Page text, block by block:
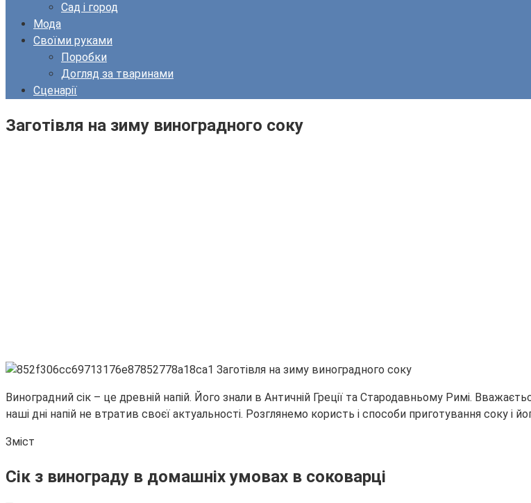
Сад і город
Мода
Своїми руками
Поробки
Догляд за тваринами
Сценарії
Заготівля на зиму виноградного соку
Виноградний сік – це древній напій. Його знали в Античній Греції та Стародавньому Римі.
наші дні напій не втратив своєї актуальності. Розглянемо користь і способи приготування соку і
Зміст
Сік з винограду в домашніх умовах в соковарці